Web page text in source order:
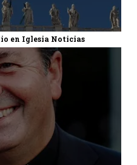
en Iglesia Noticias